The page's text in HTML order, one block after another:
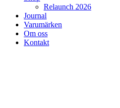
Relaunch 2026
Journal
Varumärken
Om oss
Kontakt